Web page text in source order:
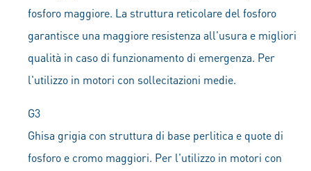
fosforo maggiore. La struttura reticolare del fosforo
garantisce una maggiore resistenza all'usura e migliori
qualità in caso di funzionamento di emergenza. Per
l'utilizzo in motori con sollecitazioni medie.
G3
Ghisa grigia con struttura di base perlitica e quote di
fosforo e cromo maggiori. Per l'utilizzo in motori con